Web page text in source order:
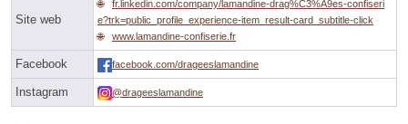
Site web
fr.linkedin.com/company/lamandine-drag%C3%A9es-confiseri
e?trk=public_profile_experience-item_result-card_subtitle-click
www.lamandine-confiserie.fr
Facebook facebook.com/drageeslamandine
Instagram @drageeslamandine